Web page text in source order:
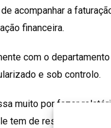
acompanhar a
financeira.
com o
e sob controlo.
muito por fazer
tem de responder aos